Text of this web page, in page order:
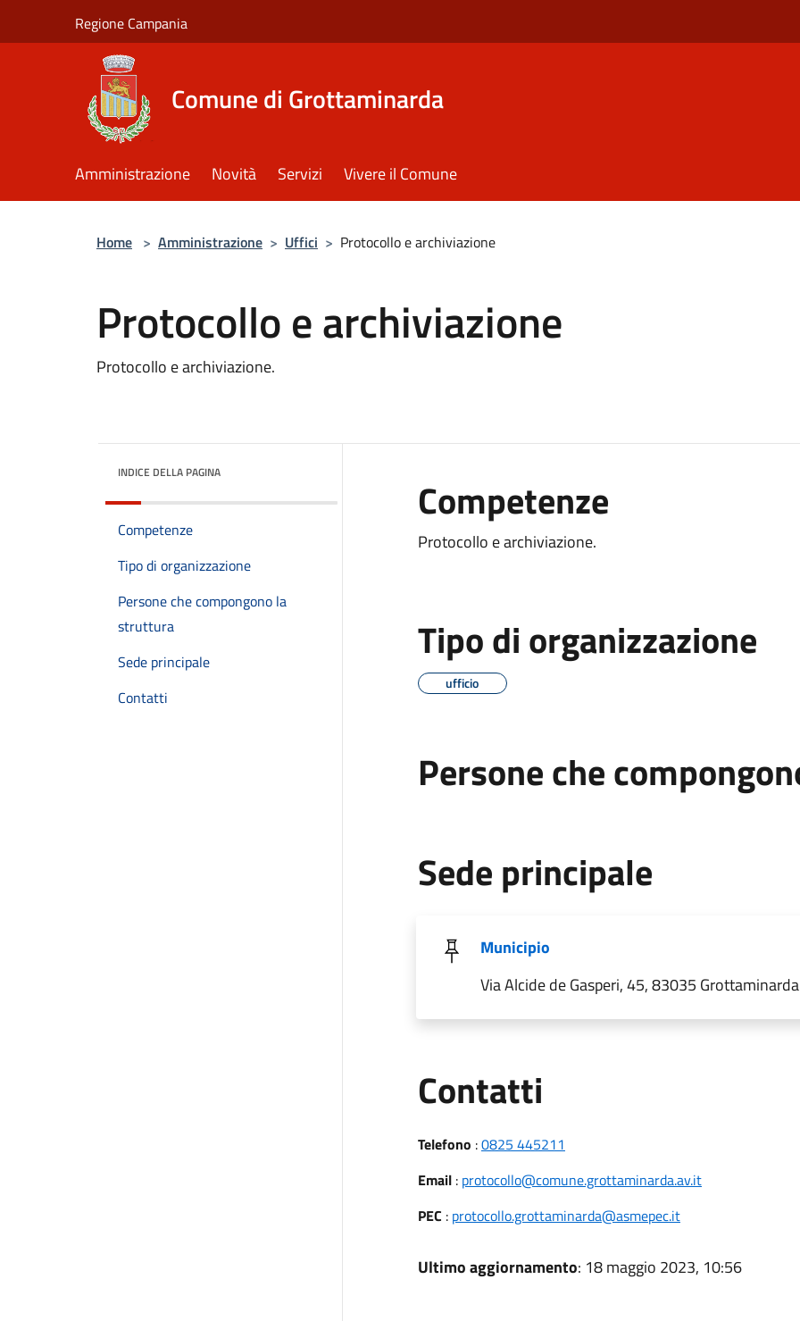
Regione Campania
Comune di Grottaminarda
Amministrazione Novità Servizi Vivere il Comune
Home > Amministrazione > Uffici > Protocollo e archiviazione
Protocollo e archiviazione
Protocollo e archiviazione.
INDICE DELLA PAGINA
Competenze
Tipo di organizzazione
Persone che compongono la
struttura
Sede principale
Contatti
Competenze
Protocollo e archiviazione.
Tipo di organizzazione
ufficio
Persone che
Sede principale
Municipio
Via Alcide de Gasperi, 45, 83035
Contatti
Telefono :0825 445211
Email: protocollo@comune.grottaminarda.av.it
PEC : protocollo.grottaminarda@asmepec.it
Ultimo aggiornamento: 18 maggio 2023, 10:56